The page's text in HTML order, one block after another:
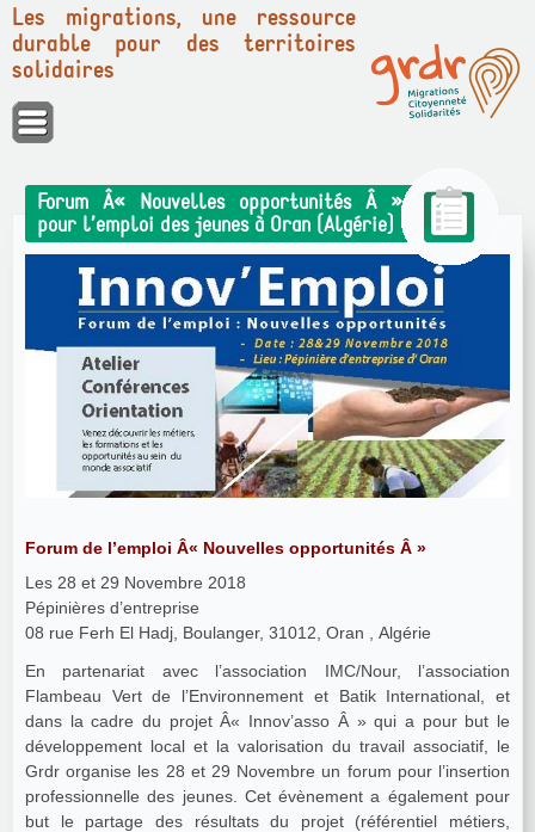
Panneau de gestion des cookies
Les migrations, une ressource
durable pour des territoires
solidaires
Forum Â« Nouvelles opportunités Â »
pour l’emploi des jeunes à Oran (Algérie)
Forum de l’emploi Â« Nouvelles opportunités Â »
Les 28 et 29 Novembre 2018
Pépinières d’entreprise
08 rue Ferh El Hadj, Boulanger, 31012, Oran , Algérie
En partenariat avec l’association IMC/Nour, l’association
Flambeau Vert de l’Environnement et Batik International, et
dans la cadre du projet Â« Innov’asso Â » qui a pour but le
développement local et la valorisation du travail associatif, le
Grdr organise les 28 et 29 Novembre un forum pour l’insertion
professionnelle des jeunes. Cet évènement a également pour
but le partage des résultats du projet (référentiel métiers,